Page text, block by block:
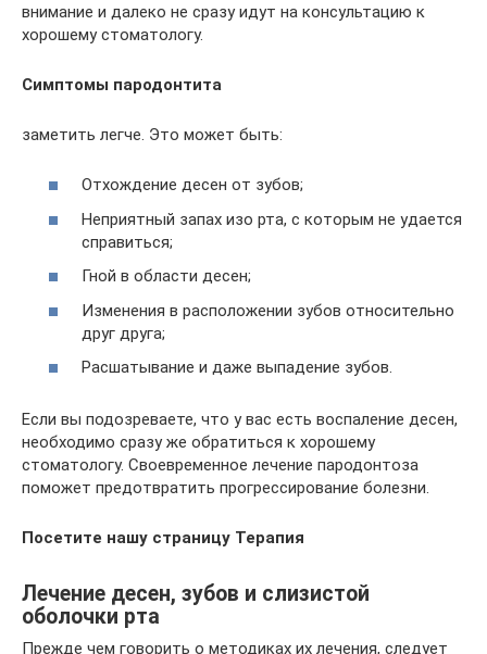
внимание и далеко не сразу идут на консультацию к
хорошему стоматологу.
Симптомы пародонтита
заметить легче. Это может быть:
Отхождение десен от зубов;
Неприятный запах изо рта, с которым не удается
справиться;
Гной в области десен;
Изменения в расположении зубов относительно
друг друга;
Расшатывание и даже выпадение зубов.
Если вы подозреваете, что у вас есть воспаление десен,
необходимо сразу же обратиться к хорошему
стоматологу. Своевременное лечение пародонтоза
поможет предотвратить прогрессирование болезни.
Посетите нашу страницу Терапия
Лечение десен, зубов и слизистой
оболочки рта
Прежде чем говорить о методиках их лечения, следует